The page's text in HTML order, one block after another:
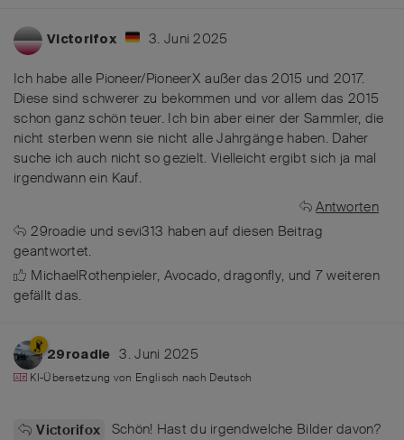
Victorifox 3. Juni 2025
Ich habe alle Pioneer/PioneerX außer das 2015 und 2017.
Diese sind schwerer zu bekommen und vor allem das 2015
schon ganz schön teuer. Ich bin aber einer der Sammler, die
nicht sterben wenn sie nicht alle Jahrgänge haben. Daher
suche ich auch nicht so gezielt. Vielleicht ergibt sich ja mal
irgendwann ein Kauf.
Antworten
29roadie und sevi313 haben auf diesen Beitrag
geantwortet.
MichaelRothenpieler, Avocado,dragonfly, und 7 weiteren
gefällt das.
29roadie 3. Juni 2025
KI-Übersetzung von Englisch nach Deutsch
Victorifox
Schön! Hast du irgendwelche Bilder davon?